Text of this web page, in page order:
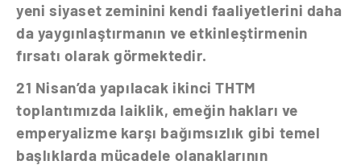
yeni siyaset zeminini kendi faaliyetlerini daha
da yaygınlaştırmanın ve etkinleştirmenin
fırsatı olarak görmektedir.
21 Nisan’da yapılacak ikinci THTM
toplantımızda laiklik, emeğin hakları ve
emperyalizme karşı bağımsızlık gibi temel
başlıklarda mücadele olanaklarının